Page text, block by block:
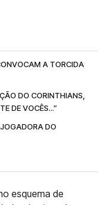
A TORCIDA
DO CORINTHIANS,
DE VOCÊS...”
DO
esquema de